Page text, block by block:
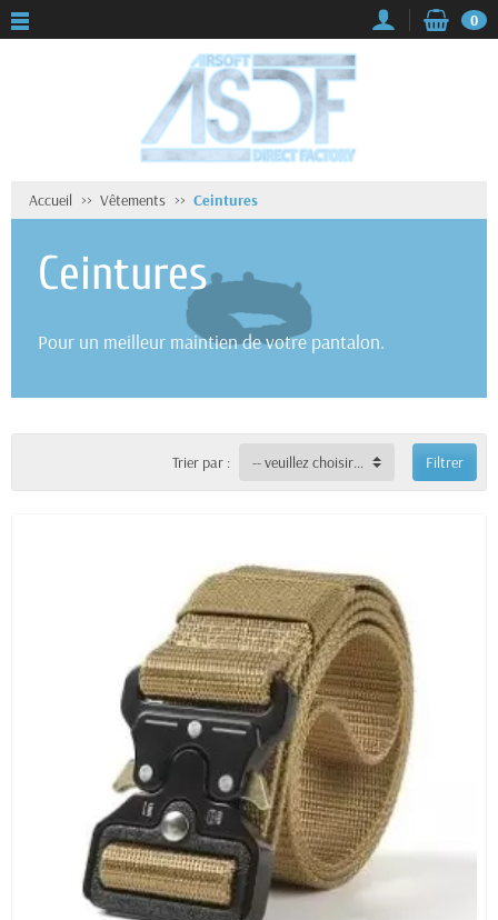
0
Accueil Vêtements Ceintures
Ceintures
Pour un meilleur maintien de votre pantalon.
Trier par : -- veuillez choisir -- Filtrer